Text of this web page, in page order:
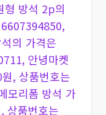
형 방석 2p의
의 가격은
안녕마켓
, 상품번호는
모리폼 방석 가
상품번호는